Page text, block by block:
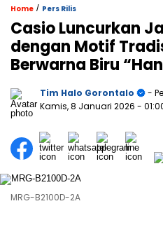
Home / Pers Rilis
Casio Luncurkan
dengan Motif
Berwarna Biru
Tim Halo Gorontalo
-
Kamis, 8 Januari 2026 -
MRG-B2100D-2A